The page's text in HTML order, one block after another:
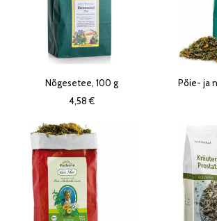
Nõgesetee, 100 g
4,58 €
Põie- ja